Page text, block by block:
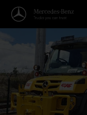
Véhicules
Applications
Thèmes
Service